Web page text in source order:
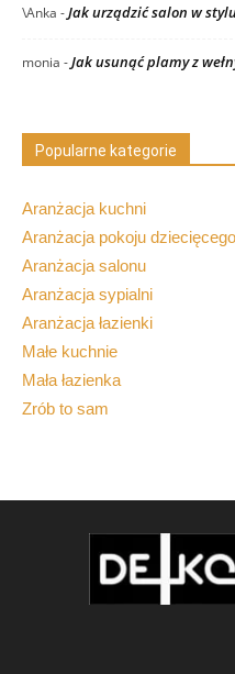
\Anka -Jak urządzić salon w
monia -Jak usunąć plamy z
Popularne kategorie
Aranżacja kuchni
Aranżacja pokoju dziecięcego
Aranżacja salonu
Aranżacja sypialni
Aranżacja łazienki
Małe kuchnie
Mała łazienka
Zrób to sam